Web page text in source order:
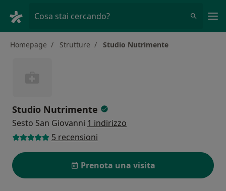
Cosa stai cercando?
Homepage Strutture Studio Nutrimente
Studio Nutrimente
Sesto San Giovanni 1 indirizzo
5 recensioni
Prenota una visita